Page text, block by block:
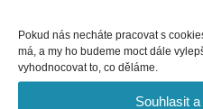
Pokud nás necháte pracovat s
má, a my ho budeme moct dále
vyhodnocovat to, co děláme.
Souhlasit